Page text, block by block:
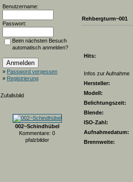
Benutzername:
Passwort:
Beim nächsten Besuch
automatisch anmelden?
» Password vergessen
» Registrierung
Zufallsbild
002~Schindhübel
Kommentare: 0
pfalzbilder
Rehbergturm~001
Hits:
Infos zur Aufnahme
Hersteller:
Modell:
Belichtungszeit:
Blende:
ISO-Zahl:
Aufnahmedatum:
Brennweite: